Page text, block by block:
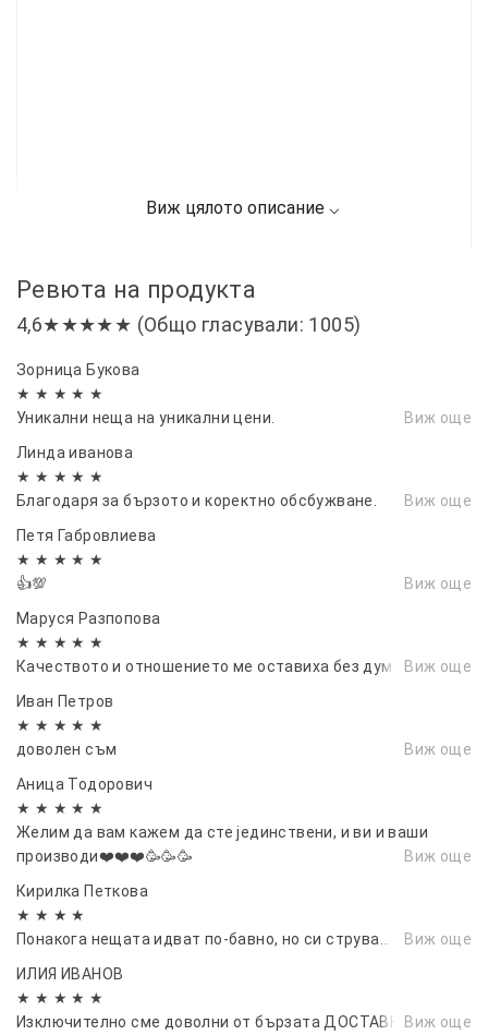
Ревюта на продукта
4,6★★★★★ (Общо гласували: 1005)
Зорница Букова
★ ★ ★ ★ ★
Уникални неща на уникални цени.
Виж още
Линда иванова
★ ★ ★ ★ ★
Благодаря за бързото и коректно обсбужване.
Виж още
Петя Габровлиева
★ ★ ★ ★ ★
👍💯
Виж още
Маруся Разпопова
★ ★ ★ ★ ★
Качеството и отношението ме оставиха без думи. Виж още
Иван Петров
★ ★ ★ ★ ★
доволен съм
Виж още
Аница Тодорович
★ ★ ★ ★ ★
Желим да вам кажем да сте јединствени, и ви и ваши
производи❤️❤️❤️🥳🥳🥳
Виж още
Кирилка Петкова
★ ★ ★ ★
Понакога нещата идват по-бавно, но си струва...
Виж още
ИЛИЯ ИВАНОВ
★ ★ ★ ★ ★
Изключително сме доволни от бързата ДОСТАВКАВиж още